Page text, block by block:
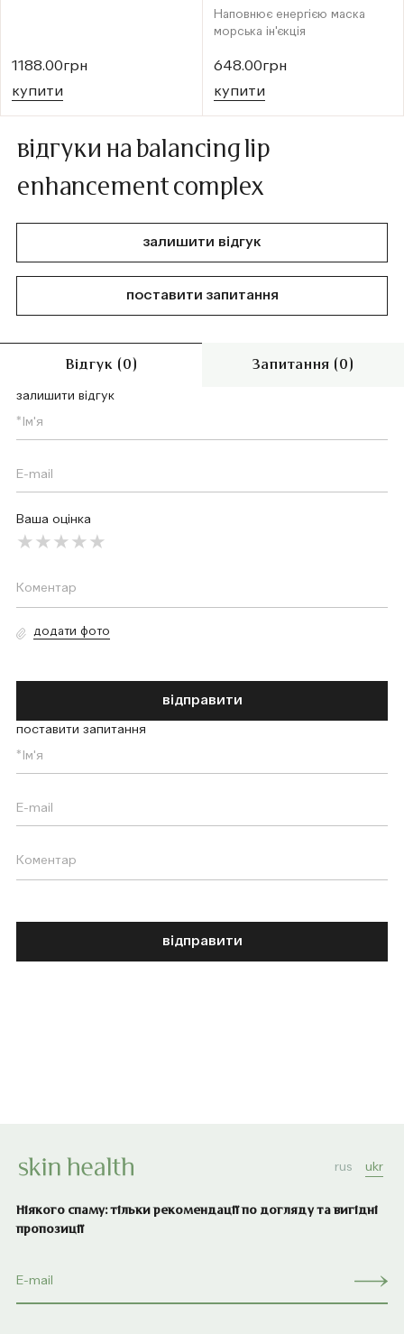
1188.00грн
купити
Наповнює енергією маска
морська ін'єкція
648.00грн
купити
відгуки на balancing lip
enhancement complex
залишити відгук
поставити запитання
Відгук (0) Запитання (0)
залишити відгук
Ваша оцінка
додати фото
відправити
поставити запитання
відправити
rus ukr
Ніякого спаму: тільки рекомендації по догляду та вигідні
пропозиції